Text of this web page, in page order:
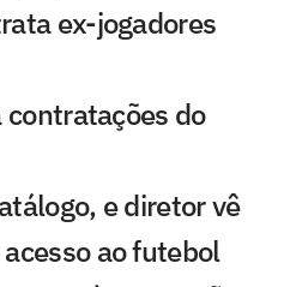
ex-jogadores
contratações do
e diretor vê
ao futebol